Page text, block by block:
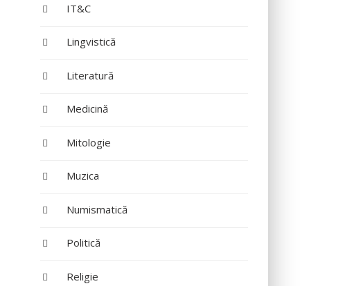
IT&C
Lingvistică
Literatură
Medicină
Mitologie
Muzica
Numismatică
Politică
Religie